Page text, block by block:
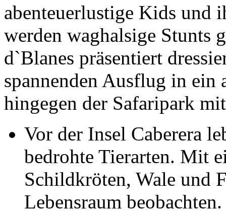
abenteuerlustige Kids und
werden waghalsige Stunts
d`Blanes präsentiert
spannenden Ausflug in ein
hingegen der Safaripark
Vor der Insel Caberera
bedrohte Tierarten. Mit
Schildkröten, Wale und
Lebensraum beobachten.